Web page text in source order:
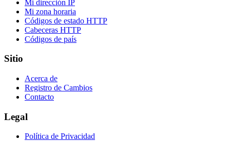
Mi dirección IP
Mi zona horaria
Códigos de estado HTTP
Cabeceras HTTP
Códigos de país
Sitio
Acerca de
Registro de Cambios
Contacto
Legal
Política de Privacidad